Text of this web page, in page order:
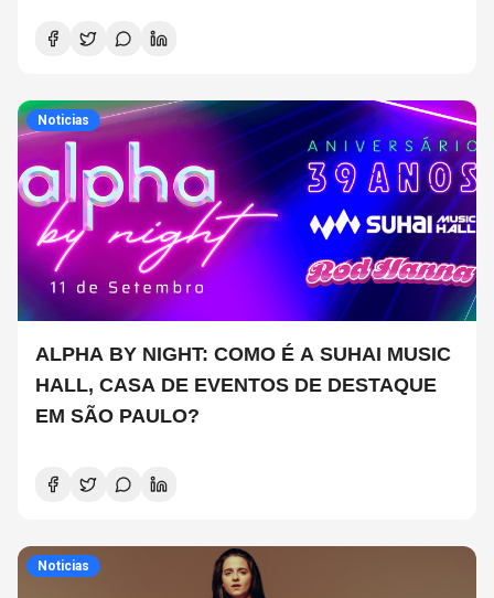
Noticias
ALPHA BY NIGHT: COMO É A SUHAI MUSIC
HALL, CASA DE EVENTOS DE DESTAQUE
EM SÃO PAULO?
Noticias